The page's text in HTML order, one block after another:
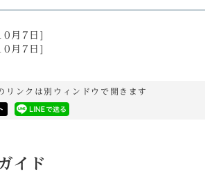
月7日 ]
月7日 ]
リンクは別ウィンドウで開きます
イド